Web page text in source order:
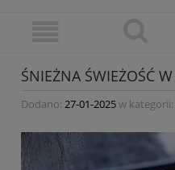
ŚNIEŻNA ŚWIEŻOŚĆ
Dodano: 27-01-2025w kategorii: